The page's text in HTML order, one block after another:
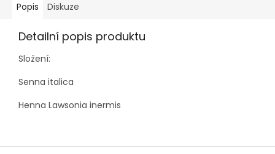
Popis Diskuze
Detailní popis produktu
Složení:
Senna italica
Henna Lawsonia inermis